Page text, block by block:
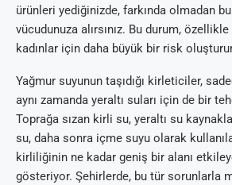
ürünleri yediğinizde, farkında olmadan
vücudunuza alırsınız. Bu durum,
kadınlar için daha büyük bir risk
Yağmur suyunun taşıdığı kirleticiler,
aynı zamanda yeraltı suları için de bir
Toprağa sızan kirli su, yeraltı su
su, daha sonra içme suyu olarak
kirliliğinin ne kadar geniş bir alanı
gösteriyor. Şehirlerde, bu tür sorunlarla